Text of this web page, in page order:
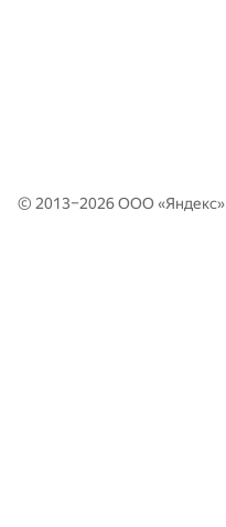
© 2013–2026 ООО «Яндекс»